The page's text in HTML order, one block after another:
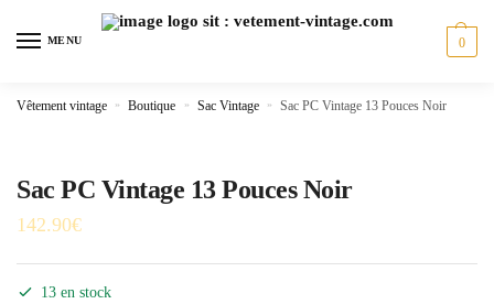
MENU 0
Vêtement vintage » Boutique » Sac Vintage » Sac PC Vintage 13 Pouces Noir
Sac PC Vintage 13 Pouces Noir
142.90€
13 en stock